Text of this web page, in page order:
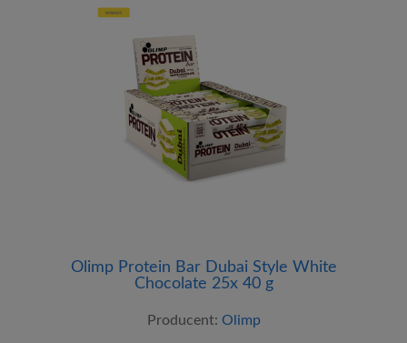
Olimp Protein Bar Dubai Style White
Chocolate 25x 40 g
Producent: Olimp